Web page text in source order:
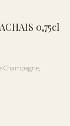
0,75cl
Champagne,